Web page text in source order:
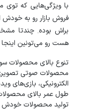
با ویژگی‌هایی که توی
فروش بازار رو به
براش بوده. چندتا
هست رو می‌تونین اینجا
تنوع بالای محصولات
محصولات صوتی
الکترونیکی، بازی‌های
تولید محصولات خودش